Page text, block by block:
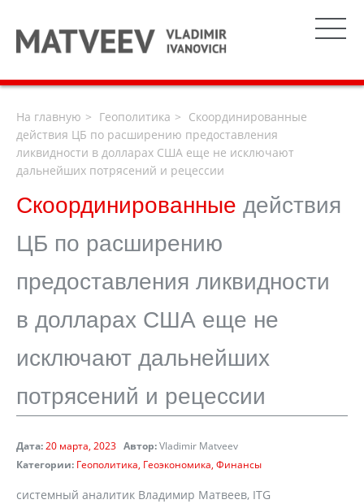
На главную Геополитика
Скоординированные
действия ЦБ по расширению предоставления
ликвидности в долларах США еще не исключают
дальнейших потрясений и рецессии
Скоординированные действия
ЦБ по расширению
предоставления ликвидности
в долларах США еще не
исключают дальнейших
потрясений и рецессии
Дата:20 марта, 2023 Автор:Vladimir Matveev
Категории: Геополитика Геоэкономика Финансы
системный аналитик Владимир Матвеев, ITG